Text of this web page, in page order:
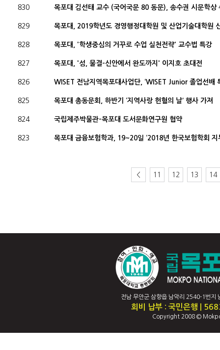
830 목포대 김선태 교수 (국어국문 80 동문), 송수권 시문학상
829 목포대, 2019학년도 경영행정대학원 및 산업기술대학원
828 목포대, '학생중심의 거꾸로 수업 실천전략' 교수법 특강
827 목포대, '섬, 물결-신안에서 완도까지' 이지호 초대전
826 WISET 전남지역목포대사업단, ‘WISET Junior 졸업선배
825 목포대 총동문회, 하반기 ‘지역사랑 헌혈의 날’ 행사 가져
824 국립제주박물관-목포대 도서문화연구원 협약
823 목포대 금융보험학과, 19~20일 ‘2018년 한국보험학회 지
< 11 12 13 14
전남 무안군 삼향읍 남악리 2540-1번
회비 납부 : 국민은행 |
Copyright 2008 ©